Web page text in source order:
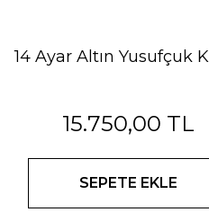
14 Ayar Altın Yusufçuk
15.750,00 TL
SEPETE EKLE